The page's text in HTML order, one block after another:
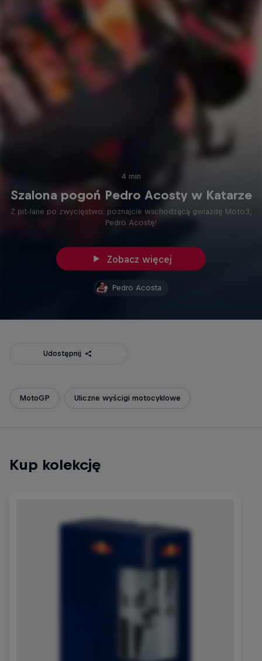
4 min
Szalona pogoń Pedro Acosty w Katarze
Z pit-lane po zwycięstwo: poznajcie wschodzącą gwiazdę Moto3,
Pedro Acostę!
Zobacz więcej
Pedro Acosta
Udostępnij
MotoGP Uliczne wyścigi motocyklowe
Kup kolekcję